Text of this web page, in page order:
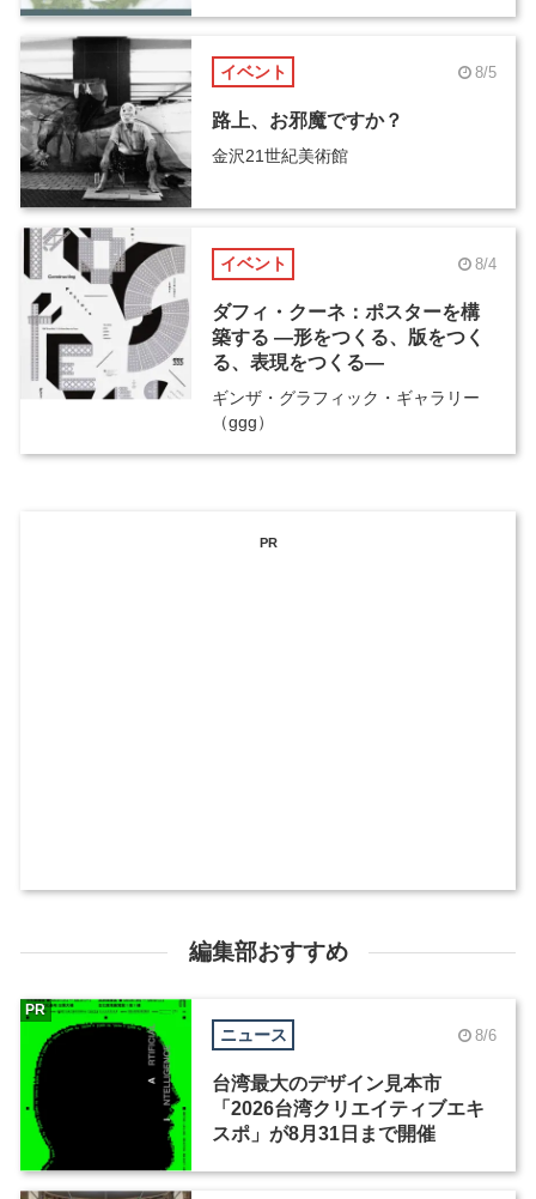
イベント 8/5
路上、お邪魔ですか？
金沢21世紀美術館
イベント 8/4
ダフィ・クーネ：ポスターを構
築する ―形をつくる、版をつく
る、表現をつくる―
ギンザ・グラフィック・ギャラリー
（ggg）
PR
編集部おすすめ
ニュース 8/6
台湾最大のデザイン見本市
「2026台湾クリエイティブエキ
スポ」が8月31日まで開催
PR